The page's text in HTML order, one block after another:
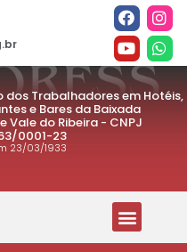
dos Trabalhadores em Hotéis,
e Bares da Baixada
Vale do Ribeira - CNPJ
0001-23
23/03/1933